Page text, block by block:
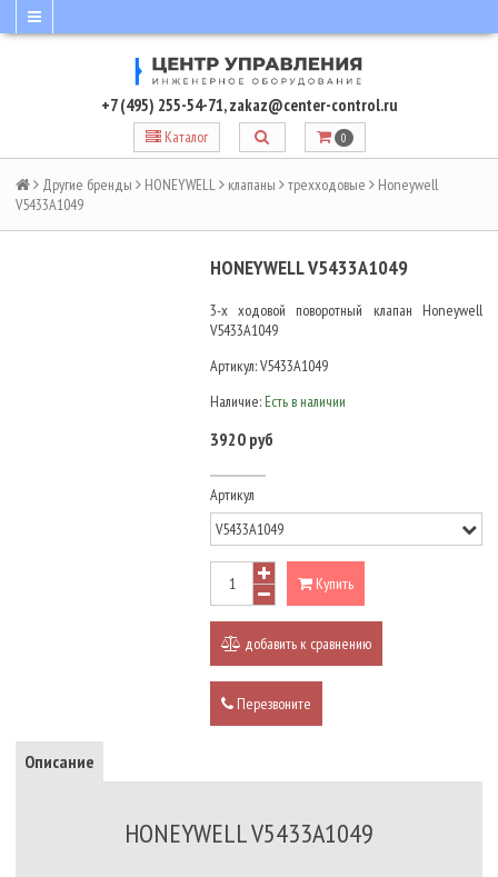
+7 (495) 255-54-71,zakaz@center-control.ru
Каталог 0
Другие бренды HONEYWELL клапаны трехходовые
Honeywell
V5433A1049
HONEYWELL V5433A1049
3-х ходовой поворотный клапан Honeywell
V5433A1049
Артикул:V5433A1049
Наличие: Есть в наличии
3920 руб
Артикул
Купить
добавить к сравнению
Перезвоните
Описание
HONEYWELL V5433A1049